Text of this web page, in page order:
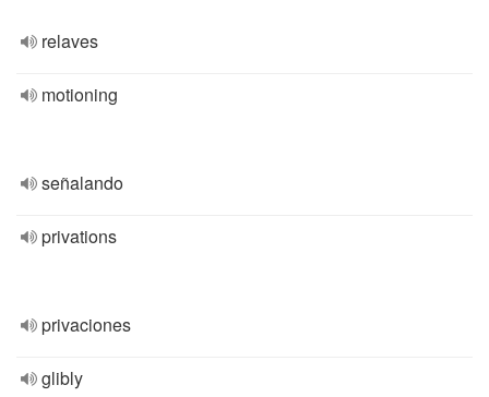
relaves
motioning
señalando
privations
privaciones
glibly